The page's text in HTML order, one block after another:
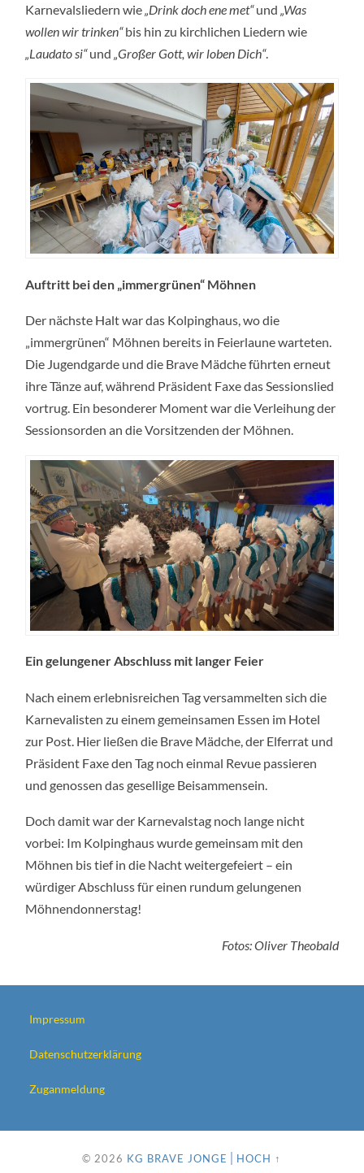
Karnevalsliedern wie „Drink doch ene met“und „Was
wollen wir trinken“bis hin zu kirchlichen Liedern wie
„Laudato si“und „Großer Gott, wir loben Dich“.
Auftritt bei den „immergrünen“ Möhnen
Der nächste Halt war das Kolpinghaus, wo die
„immergrünen“ Möhnen bereits in Feierlaune warteten.
Die Jugendgarde und die Brave Mädche führten erneut
ihre Tänze auf, während Präsident Faxe das Sessionslied
vortrug. Ein besonderer Moment war die Verleihung der
Sessionsorden an die Vorsitzenden der Möhnen.
Ein gelungener Abschluss mit langer Feier
Nach einem erlebnisreichen Tag versammelten sich die
Karnevalisten zu einem gemeinsamen Essen im Hotel
zur Post. Hier ließen die Brave Mädche, der Elferrat und
Präsident Faxe den Tag noch einmal Revue passieren
und genossen das gesellige Beisammensein.
Doch damit war der Karnevalstag noch lange nicht
vorbei: Im Kolpinghaus wurde gemeinsam mit den
Möhnen bis tief in die Nacht weitergefeiert – ein
würdiger Abschluss für einen rundum gelungenen
Möhnendonnerstag!
Fotos: Oliver Theobald
Impressum
Datenschutzerklärung
Zuganmeldung
© 2026 KG BRAVE JONGE HOCH ↑